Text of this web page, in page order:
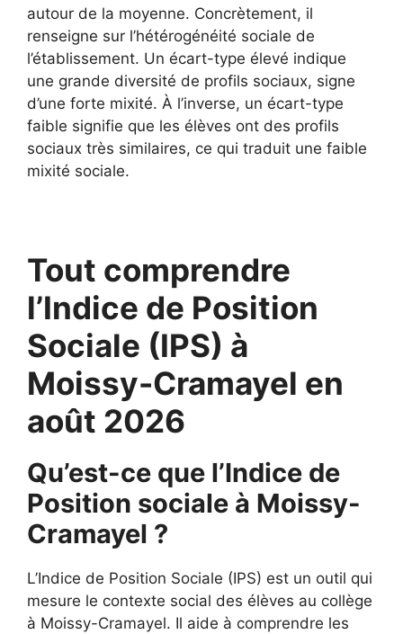
autour de la moyenne. Concrètement, il
renseigne sur l’hétérogénéité sociale de
l’établissement. Un écart-type élevé indique
une grande diversité de profils sociaux, signe
d’une forte mixité. À l’inverse, un écart-type
faible signifie que les élèves ont des profils
sociaux très similaires, ce qui traduit une faible
mixité sociale.
Tout comprendre
l’Indice de Position
Sociale (IPS) à
Moissy-Cramayel en
août 2026
Qu’est-ce que l’Indice de
Position sociale à Moissy-
Cramayel ?
L’Indice de Position Sociale (IPS) est un outil qui
mesure le contexte social des élèves au collège
à Moissy-Cramayel. Il aide à comprendre les